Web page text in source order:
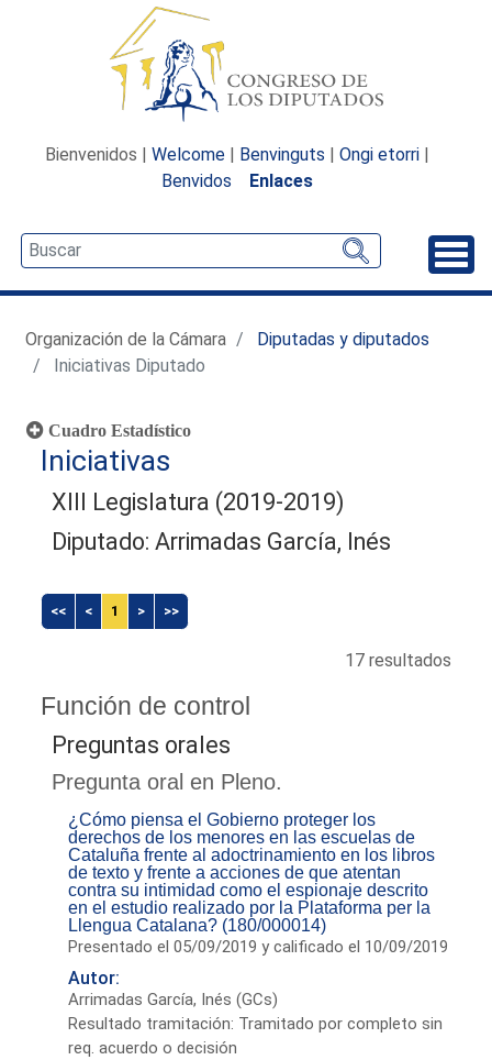
Bienvenidos | Welcome | Benvinguts | Ongi etorri |
Benvidos
Enlaces
Organización de la Cámara
Diputadas y diputados
Iniciativas Diputado
Cuadro Estadístico
Iniciativas
XIII Legislatura (2019-2019)
Diputado: Arrimadas García, Inés
<< < 1 > >>
17 resultados
Función de control
Preguntas orales
Pregunta oral en Pleno.
¿Cómo piensa el Gobierno proteger los
derechos de los menores en las escuelas de
Cataluña frente al adoctrinamiento en los libros
de texto y frente a acciones de que atentan
contra su intimidad como el espionaje descrito
en el estudio realizado por la Plataforma per la
Llengua Catalana? (180/000014)
Presentado el 05/09/2019 y calificado el 10/09/2019
Autor:
Arrimadas García, Inés (GCs)
Resultado tramitación: Tramitado por completo sin
req. acuerdo o decisión